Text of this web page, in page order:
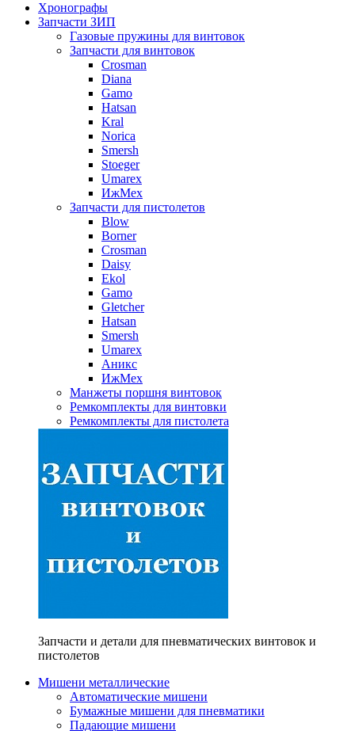
Хронографы
Запчасти ЗИП
Газовые пружины для винтовок
Запчасти для винтовок
Crosman
Diana
Gamo
Hatsan
Kral
Norica
Smersh
Stoeger
Umarex
ИжМех
Запчасти для пистолетов
Blow
Borner
Crosman
Daisy
Ekol
Gamo
Gletcher
Hatsan
Smersh
Umarex
Аникс
ИжМех
Манжеты поршня винтовок
Ремкомплекты для винтовки
Ремкомплекты для пистолета
Запчасти и детали для пневматических винтовок и
пистолетов
Мишени металлические
Автоматические мишени
Бумажные мишени для пневматики
Падающие мишени